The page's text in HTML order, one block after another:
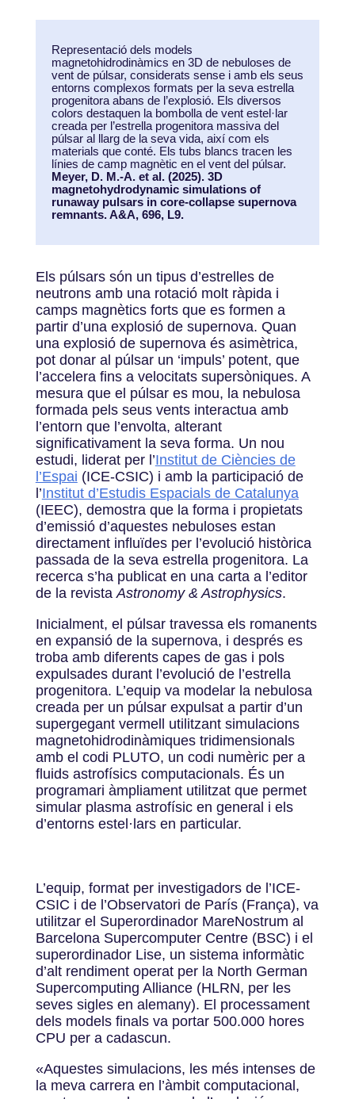
Representació dels models
magnetohidrodinàmics en 3D de nebuloses de
vent de púlsar, considerats sense i amb els seus
entorns complexos formats per la seva estrella
progenitora abans de l’explosió. Els diversos
colors destaquen la bombolla de vent estel·lar
creada per l’estrella progenitora massiva del
púlsar al llarg de la seva vida, així com els
materials que conté. Els tubs blancs tracen les
línies de camp magnètic en el vent del púlsar.
Meyer, D. M.-A. et al. (2025). 3D
magnetohydrodynamic simulations of
runaway pulsars in core-collapse supernova
remnants. A&A, 696, L9.
Els púlsars són un tipus d’estrelles de
neutrons amb una rotació molt ràpida i
camps magnètics forts que es formen a
partir d’una explosió de supernova. Quan
una explosió de supernova és asimètrica,
pot donar al púlsar un ‘impuls’ potent, que
l’accelera fins a velocitats supersòniques. A
mesura que el púlsar es mou, la nebulosa
formada pels seus vents interactua amb
l’entorn que l’envolta, alterant
significativament la seva forma. Un nou
estudi, liderat per l’Institut de Ciències de
l’Espai (ICE-CSIC) i amb la participació de
l’Institut d’Estudis Espacials de Catalunya
(IEEC), demostra que la forma i propietats
d’emissió d’aquestes nebuloses estan
directament influïdes per l’evolució històrica
passada de la seva estrella progenitora. La
recerca s’ha publicat en una carta a l’editor
de la revista Astronomy & Astrophysics.
Inicialment, el púlsar travessa els romanents
en expansió de la supernova, i després es
troba amb diferents capes de gas i pols
expulsades durant l’evolució de l’estrella
progenitora. L’equip va modelar la nebulosa
creada per un púlsar expulsat a partir d’un
supergegant vermell utilitzant simulacions
magnetohidrodinàmiques tridimensionals
amb el codi PLUTO, un codi numèric per a
fluids astrofísics computacionals. És un
programari àmpliament utilitzat que permet
simular plasma astrofísic en general i els
d’entorns estel·lars en particular.
L’equip, format per investigadors de l’ICE-
CSIC i de l’Observatori de París (França), va
utilitzar el Superordinador MareNostrum al
Barcelona Supercomputer Centre (BSC) i el
superordinador Lise, un sistema informàtic
d’alt rendiment operat per la North German
Supercomputing Alliance (HLRN, per les
seves sigles en alemany). El processament
dels models finals va portar 500.000 hores
CPU per a cadascun.
«Aquestes simulacions, les més intenses de
la meva carrera en l’àmbit computacional,